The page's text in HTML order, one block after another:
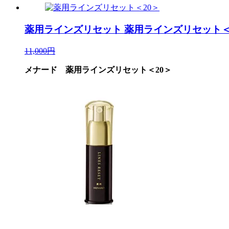
薬用ラインズリセット 薬用ラインズリセット
11,000円
メナード 薬用ラインズリセット＜20＞